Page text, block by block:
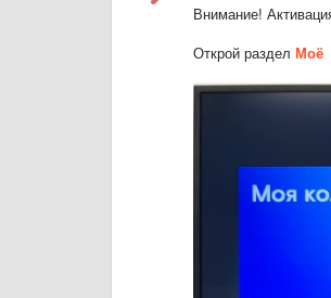
Внимание!
Открой раздел Моё